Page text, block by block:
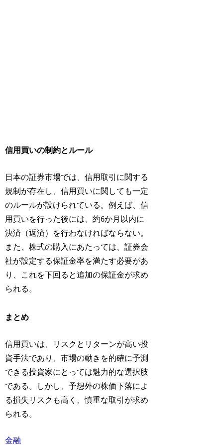
信用買いの制約とルール
日本の証券市場では、信用取引に関する
規制が存在し、信用買いに関しても一定
のルールが設けられている。例えば、信
用買いを行った後には、約6か月以内に
決済（返済）を行わなければならない。
また、株式の購入にあたっては、証券会
社が設定する保証金率を満たす必要があ
り、これを下回ると追加の保証金が求め
られる。
まとめ
信用買いは、リスクとリターンが高い投
資手法であり、市場の動きを的確に予測
できる投資家にとっては魅力的な選択肢
である。しかし、予想外の株価下落によ
る損失リスクも高く、慎重な取引が求め
られる。
金融